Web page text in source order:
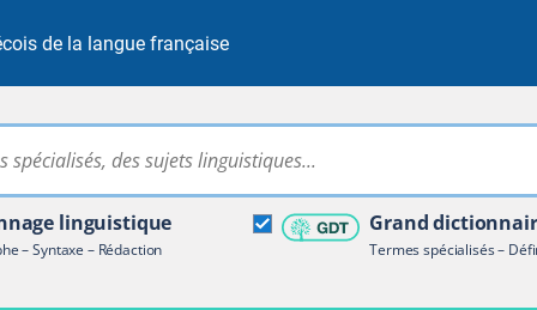
de la langue française
Rechercher dans tout le site
linguistique
– Syntaxe – Rédaction
Grand
Termes spécialisés –
terminologique